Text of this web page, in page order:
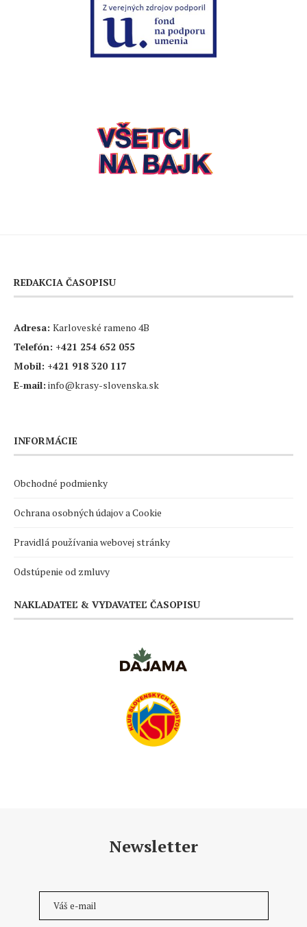
REDAKCIA ČASOPISU
Adresa: Karloveské rameno 4B
Telefón: +421 254 652 055
Mobil: +421 918 320 117
E-mail: info@krasy-slovenska.sk
INFORMÁCIE
Obchodné podmienky
Ochrana osobných údajov a Cookie
Pravidlá používania webovej stránky
Odstúpenie od zmluvy
NAKLADATEĽ & VYDAVATEĽ ČASOPISU
Newsletter